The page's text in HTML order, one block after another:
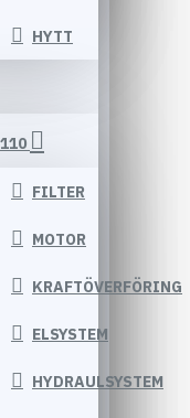
HYTT
FILTER
MOTOR
KRAFTÖVERFÖRING
ELSYSTEM
HYDRAULSYSTEM